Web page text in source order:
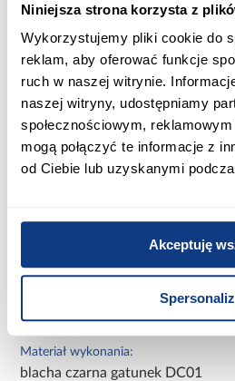
Niniejsza strona korzysta z
Wykorzystujemy pliki cookie do
reklam, aby oferować funkcje
ruch w naszej witrynie.
naszej witryny, udostępniamy
społecznościowym,
mogą połączyć te informacje z
od Ciebie lub uzyskanymi
Akceptuję
Max temperatura pracy:
600
Średnica [mm]:
130
Zastosowanie/przenaczenie:
Materiał wykonania:
blacha czarna gatunek DC01